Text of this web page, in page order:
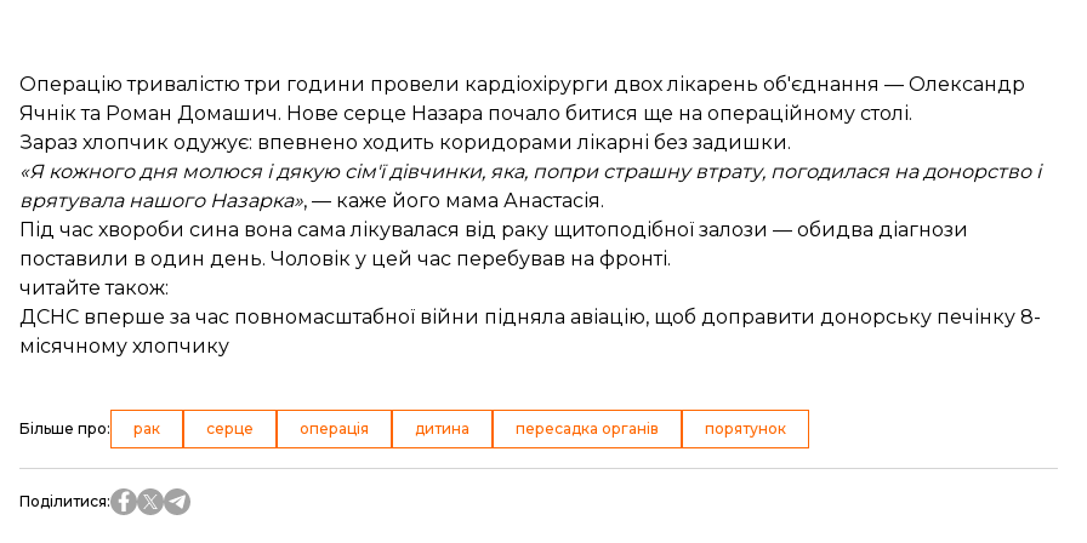
Операцію тривалістю три години провели кардіохірурги двох лікарень об'єднання — Олександр
Ячнік та Роман Домашич. Нове серце Назара почало битися ще на операційному столі.
Зараз хлопчик одужує: впевнено ходить коридорами лікарні без задишки.
«Я кожного дня молюся і дякую сім'ї дівчинки, яка, попри страшну втрату, погодилася на донорство і
врятувала нашого Назарка», — каже його мама Анастасія.
Під час хвороби сина вона сама лікувалася від раку щитоподібної залози — обидва діагнози
поставили в один день. Чоловік у цей час перебував на фронті.
читайте також:
ДСНС вперше за час повномасштабної війни підняла авіацію, щоб доправити донорську печінку 8-
місячному хлопчику
Більше про: рак серце операція дитина пересадка органів порятунок
Поділитися: